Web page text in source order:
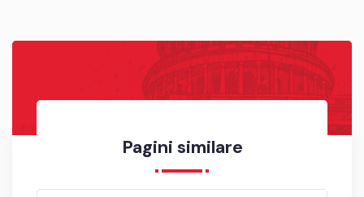
Pagini similare